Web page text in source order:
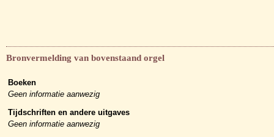
Bronvermelding van bovenstaand orgel
Boeken
Geen informatie aanwezig
Tijdschriften en andere uitgaves
Geen informatie aanwezig